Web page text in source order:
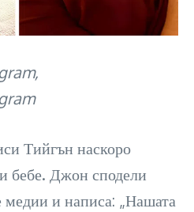
Тийгън наскоро
бебе. Джон сподели
и написа: „Нашата